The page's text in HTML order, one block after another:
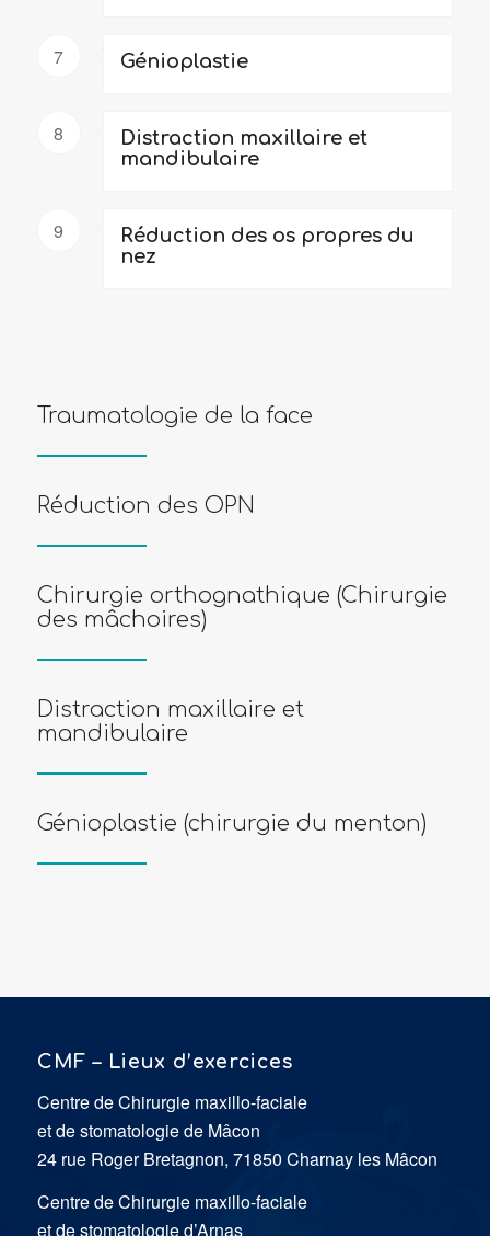
7 Génioplastie
8
Distraction maxillaire et
mandibulaire
9
Réduction des os propres du
nez
Traumatologie de la face
Réduction des OPN
Chirurgie orthognathique (Chirurgie
des mâchoires)
Distraction maxillaire et
mandibulaire
Génioplastie (chirurgie du menton)
CMF – Lieux d’exercices
Centre de Chirurgie maxillo-faciale
et de stomatologie de Mâcon
24 rue Roger Bretagnon, 71850 Charnay les Mâcon
Centre de Chirurgie maxillo-faciale
et de stomatologie d’Arnas